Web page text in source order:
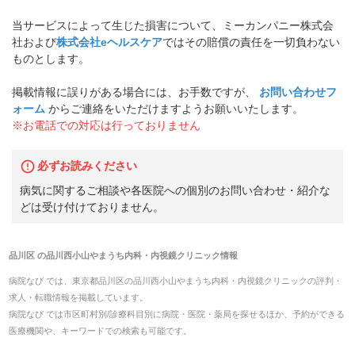
当サービスによって生じた損害について、ミーカンパニー株式会
社および株式会社eヘルスケアではその賠償の責任を一切負わない
ものとします。
掲載情報に誤りがある場合には、お手数ですが、
お問い合わせフ
ォーム からご連絡をいただけますようお願いいたします。
※お電話での対応は行っておりません
必ずお読みください
病気に関するご相談や各医院への個別のお問い合わせ・紹介な
どは受け付けておりません。
品川区の品川西小山やまうち内科・内視鏡クリニック情報
病院なび では、 東京都品川区の品川西小山やまうち内科・内視鏡クリニックの評判・
求人・転職情報を掲載しています。
病院なび では市区町村別/診療科目別に病院・医院・薬局を探せるほか、予約ができる
医療機関や、キーワードでの検索も可能です。